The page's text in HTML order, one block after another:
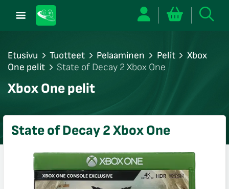
Etusivu Tuotteet Pelaaminen Pelit
Xbox
One pelit
State of Decay 2 Xbox One
Xbox One pelit
State of Decay 2 Xbox One
sulje
sulje